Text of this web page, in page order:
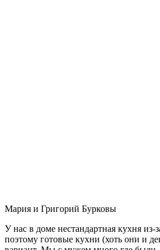
Мария и Григорий Бурковы
У нас в доме нестандартная кухня из-
поэтому готовые кухни (хоть они и